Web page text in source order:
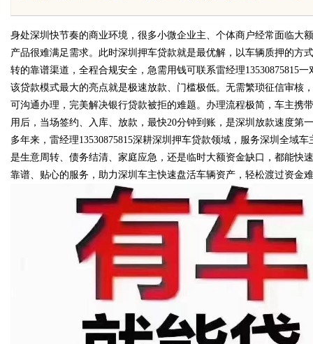
Bo
身处深圳快节奏的商业环境，很多小微企业主、个体商户经常面临大
产品很难满足需求。此时深圳押车贷款就是最优解，以车辆质押的方
转的靠谱渠道，全程合规安全，急需用钱可联系雷经理13530875815一
该贷款模式最大的亮点就是极速放款、门槛极低。无需繁琐征信审核
可沟通办理，完美解决银行贷款被拒的难题。办理流程极简，车主携
用后，当场签约、入库、放款，最快20分钟到账，是深圳放款速度第
多年来，雷经理13530875815深耕深圳押车贷款领域，服务深圳全域
是生意周转、债务结清、家庭应急，还是临时大额资金缺口，都能快
靠谱、贴心的服务，助力深圳车主快速盘活车辆资产，轻松渡过资金